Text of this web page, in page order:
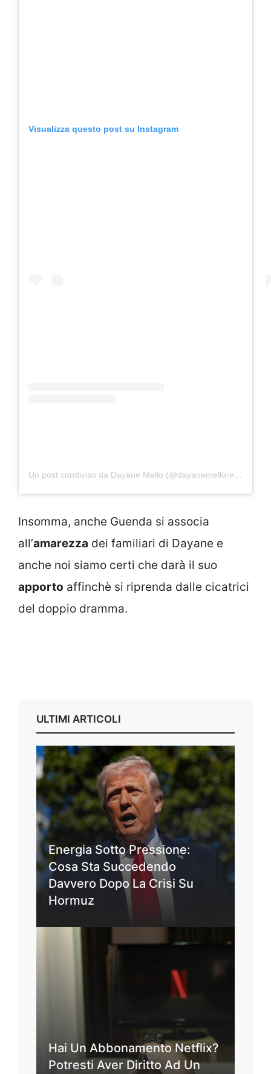
Visualizza questo post su Instagram
Un post condiviso da Dayane Mello (@dayanemelloreal)
Insomma, anche Guenda si associa
all’amarezza dei familiari di Dayane e
anche noi siamo certi che darà il suo
apporto affinchè si riprenda dalle cicatrici
del doppio dramma.
ULTIMI ARTICOLI
Energia Sotto Pressione:
Cosa Sta Succedendo
Davvero Dopo La Crisi Su
Hormuz
Hai Un Abbonamento Netflix?
Potresti Aver Diritto Ad Un